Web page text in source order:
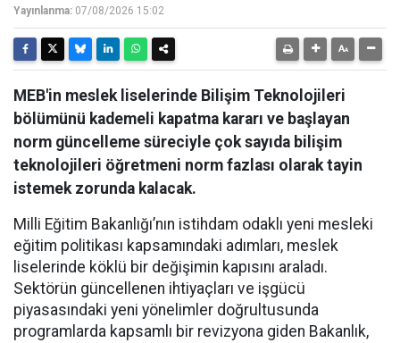
Yayınlanma: 07/08/2026 15:02
MEB'in meslek liselerinde Bilişim Teknolojileri
bölümünü kademeli kapatma kararı ve başlayan
norm güncelleme süreciyle çok sayıda bilişim
teknolojileri öğretmeni norm fazlası olarak tayin
istemek zorunda kalacak.
Milli Eğitim Bakanlığı’nın istihdam odaklı yeni mesleki
eğitim politikası kapsamındaki adımları, meslek
liselerinde köklü bir değişimin kapısını araladı.
Sektörün güncellenen ihtiyaçları ve işgücü
piyasasındaki yeni yönelimler doğrultusunda
programlarda kapsamlı bir revizyona giden Bakanlık,